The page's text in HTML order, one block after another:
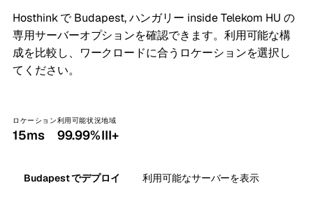
Hosthink で Budapest, ハンガリー inside Telekom HU の
専用サーバーオプションを確認できます。利用可能な構
成を比較し、ワークロードに合うロケーションを選択し
てください。
ロケーション
15ms
利用可能状況
99.99%
地域
III+
Budapest でデプロイ 利用可能なサーバーを表示